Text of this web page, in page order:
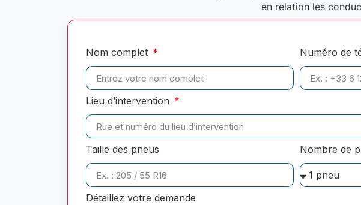
en relation les
Nom complet Numéro de
Lieu d’intervention
Taille des pneus Nombre de
Détaillez votre demande